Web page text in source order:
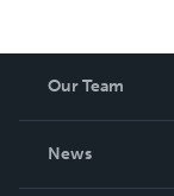
Our Team
News